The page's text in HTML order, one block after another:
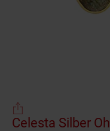
Celesta Silber